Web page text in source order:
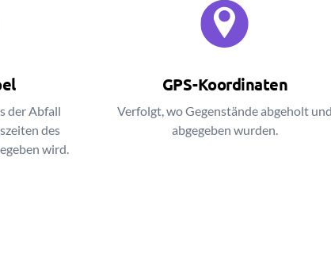
der Abfall
des
wird.
GPS-Koordinaten
Verfolgt, wo Gegenstände abgeholt und
abgegeben wurden.